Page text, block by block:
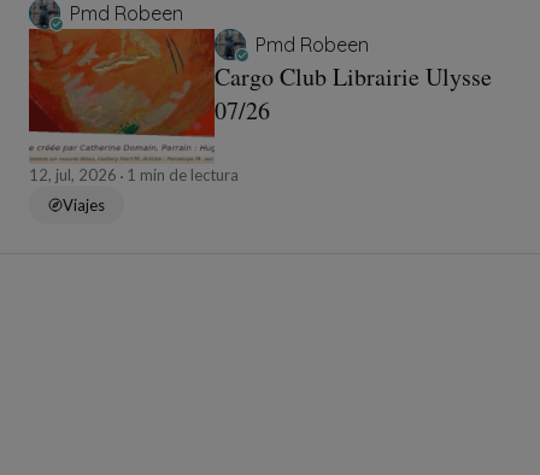
Pmd Robeen
Pmd Robeen
Cargo Club Librairie Ulysse
07/26
12, jul, 2026
1 min de lectura
Viajes